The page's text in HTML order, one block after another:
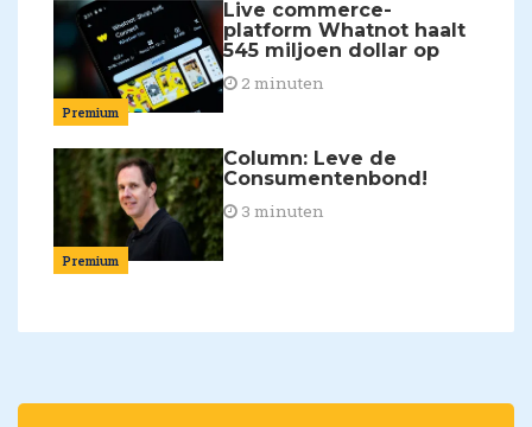
Premium
Live commerce-
platform Whatnot haalt
545 miljoen dollar op
2 minuten
Premium
Column: Leve de
Consumentenbond!
3 minuten